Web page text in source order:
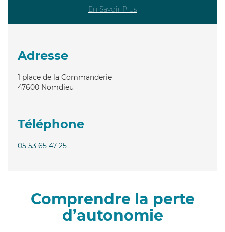
En Savoir Plus
Adresse
1 place de la Commanderie
47600 Nomdieu
Téléphone
05 53 65 47 25
Comprendre la perte
d’autonomie